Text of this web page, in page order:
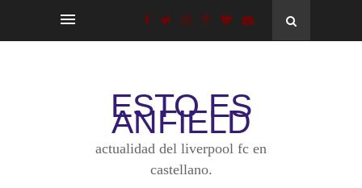
ESTO ES
ANFIELD
actualidad del liverpool fc en
castellano.